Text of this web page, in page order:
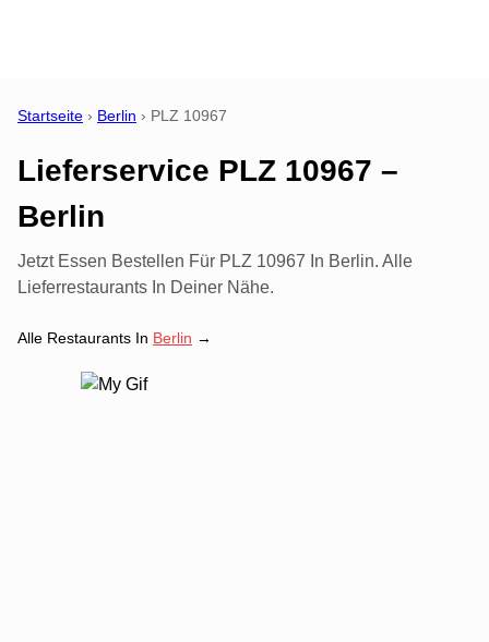
Startseite › Berlin › PLZ 10967
Lieferservice PLZ 10967 –
Berlin
Jetzt Essen Bestellen Für PLZ 10967 In Berlin. Alle
Lieferrestaurants In Deiner Nähe.
Alle Restaurants In Berlin →